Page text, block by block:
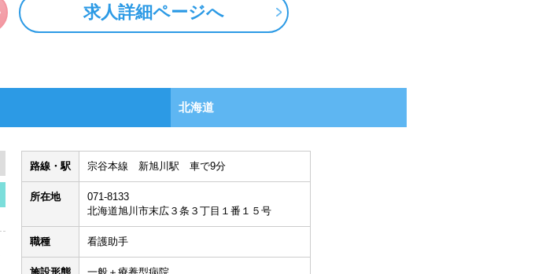
求人詳細ページへ
北海道
路線・駅 宗谷本線 新旭川駅 車で9分
所在地
071-8133
北海道旭川市末広３条３丁目１番１５号
職種 看護助手